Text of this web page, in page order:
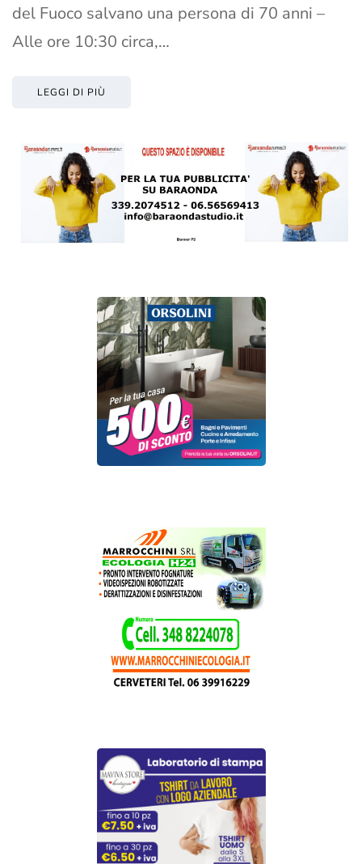
del Fuoco salvano una persona di 70 anni –
Alle ore 10:30 circa,…
LEGGI DI PIÙ